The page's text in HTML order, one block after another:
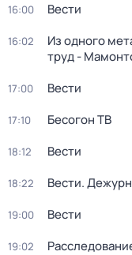
16:00 Вести
16:02
Из одного
труд -
17:00 Вести
17:10 Бесогон ТВ
18:12 Вести
18:22 Вести.
19:00 Вести
19:02